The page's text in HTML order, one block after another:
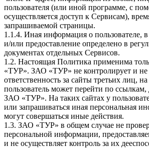
пользователя (или иной программе, с
осуществляется доступ к Сервисам),
запрашиваемой страницы.
1.1.4. Иная информация о пользователе, в
и/или предоставление определено в
документах отдельных Сервисов.
1.2. Настоящая Политика применима
«ТУР». ЗАО «ТУР» не контролирует и не
ответственность за сайты третьих лиц,
пользователь может перейти по
ЗАО «ТУР». На таких сайтах у
или запрашиваться иная персональная
могут совершаться иные действия.
1.3. ЗАО «ТУР» в общем случае не
персональной информации,
и не осуществляет контроль за их